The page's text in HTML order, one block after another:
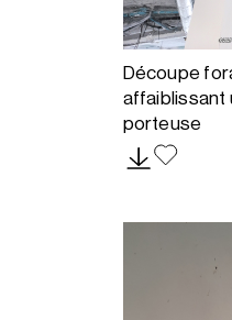
Découpe
affaiblissant
porteuse